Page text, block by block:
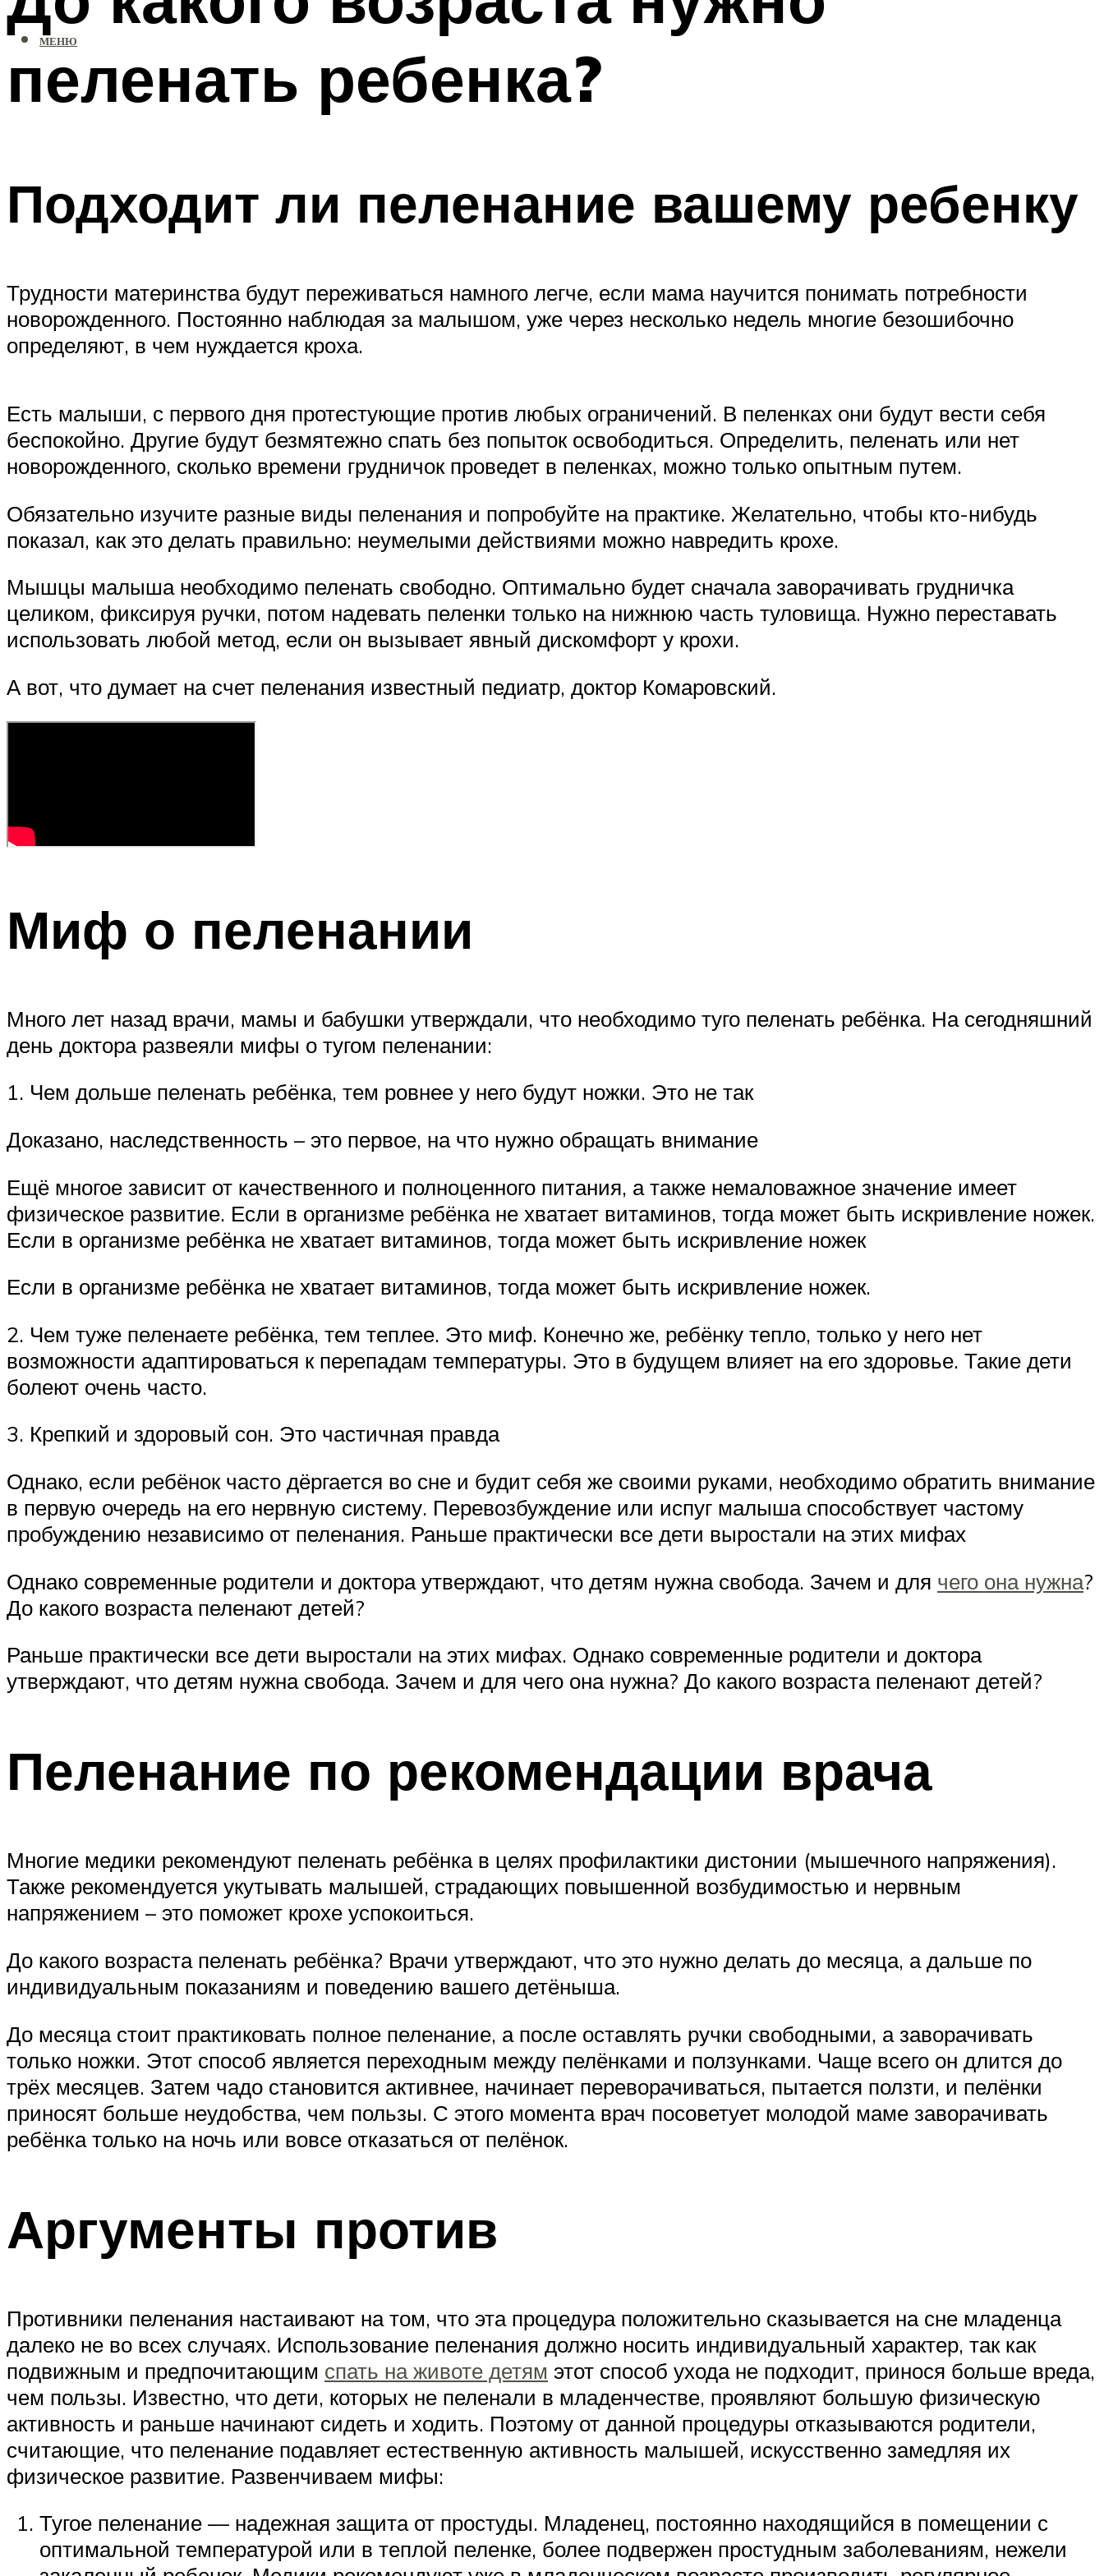
МЕНЮ
пеленать ребенка?
Подходит ли пеленание вашему ребенку
Трудности материнства будут переживаться намного легче, если мама научится понимать потребности
новорожденного. Постоянно наблюдая за малышом, уже через несколько недель многие безошибочно
определяют, в чем нуждается кроха.
Есть малыши, с первого дня протестующие против любых ограничений. В пеленках они будут вести себя
беспокойно. Другие будут безмятежно спать без попыток освободиться. Определить, пеленать или нет
новорожденного, сколько времени грудничок проведет в пеленках, можно только опытным путем.
Обязательно изучите разные виды пеленания и попробуйте на практике. Желательно, чтобы кто-нибудь
показал, как это делать правильно: неумелыми действиями можно навредить крохе.
Мышцы малыша необходимо пеленать свободно. Оптимально будет сначала заворачивать грудничка
целиком, фиксируя ручки, потом надевать пеленки только на нижнюю часть туловища. Нужно переставать
использовать любой метод, если он вызывает явный дискомфорт у крохи.
А вот, что думает на счет пеленания известный педиатр, доктор Комаровский.
Миф о пеленании
Много лет назад врачи, мамы и бабушки утверждали, что необходимо туго пеленать ребёнка. На сегодняшний
день доктора развеяли мифы о тугом пеленании:
1. Чем дольше пеленать ребёнка, тем ровнее у него будут ножки. Это не так
Доказано, наследственность – это первое, на что нужно обращать внимание
Ещё многое зависит от качественного и полноценного питания, а также немаловажное значение имеет
физическое развитие. Если в организме ребёнка не хватает витаминов, тогда может быть искривление ножек.
Если в организме ребёнка не хватает витаминов, тогда может быть искривление ножек
Если в организме ребёнка не хватает витаминов, тогда может быть искривление ножек.
2. Чем туже пеленаете ребёнка, тем теплее. Это миф. Конечно же, ребёнку тепло, только у него нет
возможности адаптироваться к перепадам температуры. Это в будущем влияет на его здоровье. Такие дети
болеют очень часто.
3. Крепкий и здоровый сон. Это частичная правда
Однако, если ребёнок часто дёргается во сне и будит себя же своими руками, необходимо обратить внимание
в первую очередь на его нервную систему. Перевозбуждение или испуг малыша способствует частому
пробуждению независимо от пеленания. Раньше практически все дети выростали на этих мифах
Однако современные родители и доктора утверждают, что детям нужна свобода. Зачем и для чего она нужна?
До какого возраста пеленают детей?
Раньше практически все дети выростали на этих мифах. Однако современные родители и доктора
утверждают, что детям нужна свобода. Зачем и для чего она нужна? До какого возраста пеленают детей?
Пеленание по рекомендации врача
Многие медики рекомендуют пеленать ребёнка в целях профилактики дистонии (мышечного напряжения).
Также рекомендуется укутывать малышей, страдающих повышенной возбудимостью и нервным
напряжением – это поможет крохе успокоиться.
До какого возраста пеленать ребёнка? Врачи утверждают, что это нужно делать до месяца, а дальше по
индивидуальным показаниям и поведению вашего детёныша.
До месяца стоит практиковать полное пеленание, а после оставлять ручки свободными, а заворачивать
только ножки. Этот способ является переходным между пелёнками и ползунками. Чаще всего он длится до
трёх месяцев. Затем чадо становится активнее, начинает переворачиваться, пытается ползти, и пелёнки
приносят больше неудобства, чем пользы. С этого момента врач посоветует молодой маме заворачивать
ребёнка только на ночь или вовсе отказаться от пелёнок.
Аргументы против
Противники пеленания настаивают на том, что эта процедура положительно сказывается на сне младенца
далеко не во всех случаях. Использование пеленания должно носить индивидуальный характер, так как
подвижным и предпочитающим спать на животе детям этот способ ухода не подходит, принося больше вреда,
чем пользы. Известно, что дети, которых не пеленали в младенчестве, проявляют большую физическую
активность и раньше начинают сидеть и ходить. Поэтому от данной процедуры отказываются родители,
считающие, что пеленание подавляет естественную активность малышей, искусственно замедляя их
физическое развитие. Развенчиваем мифы:
Тугое пеленание — надежная защита от простуды. Младенец, постоянно находящийся в помещении с
оптимальной температурой или в теплой пеленке, более подвержен простудным заболеваниям, нежели